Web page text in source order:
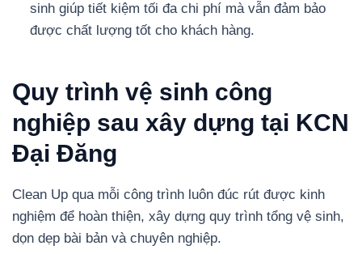
sinh giúp tiết kiệm tối đa chi phí mà vẫn đảm bảo
được chất lượng tốt cho khách hàng.
Quy trình vệ sinh công
nghiệp sau xây dựng tại KCN
Đại Đăng
Clean Up qua mỗi công trình luôn đúc rút được kinh
nghiệm để hoàn thiện, xây dựng quy trình tổng vệ sinh,
dọn dẹp bài bản và chuyên nghiệp.